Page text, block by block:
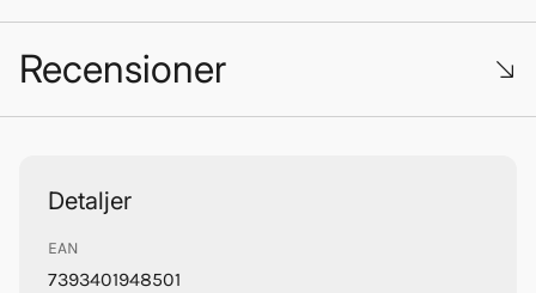
PolaStorm
Recensioner
Detaljer
EAN
7393401948501